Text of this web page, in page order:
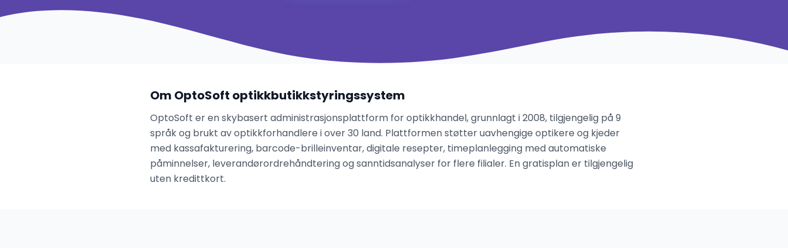
Om OptoSoft optikkbutikkstyringssystem
OptoSoft er en skybasert administrasjonsplattform for optikkhandel, grunnlagt i 2008, tilgjengelig på 9
språk og brukt av optikkforhandlere i over 30 land. Plattformen støtter uavhengige optikere og kjeder
med kassafakturering, barcode-brilleinventar, digitale resepter, timeplanlegging med automatiske
påminnelser, leverandørordrehåndtering og sanntidsanalyser for flere filialer. En gratisplan er tilgjengelig
uten kredittkort.